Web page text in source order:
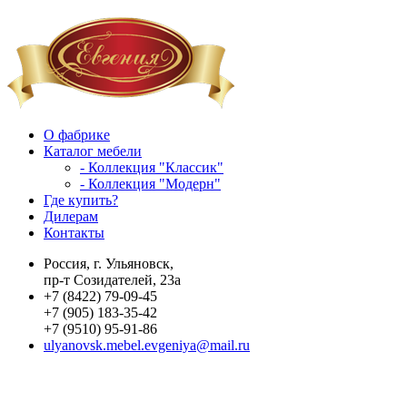
О фабрике
Каталог мебели
- Коллекция "Классик"
- Коллекция "Модерн"
Где купить?
Дилерам
Контакты
Россия, г. Ульяновск,
пр-т Созидателей, 23а
+7 (8422) 79-09-45
+7 (905) 183-35-42
+7 (9510) 95-91-86
ulyanovsk.mebel.evgeniya@mail.ru